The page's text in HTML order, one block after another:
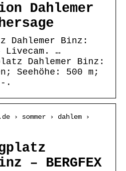
Dahlemer
Dahlemer Binz:
Livecam. …
Dahlemer Binz:
Seehöhe: 500 m;
.
› sommer › dahlem ›
– BERGFEX